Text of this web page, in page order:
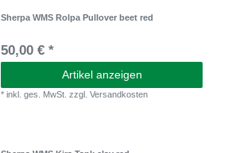
Sherpa WMS Rolpa Pullover beet red
50,00 € *
Artikel anzeigen
*inkl. ges. MwSt. zzgl.Versandkosten